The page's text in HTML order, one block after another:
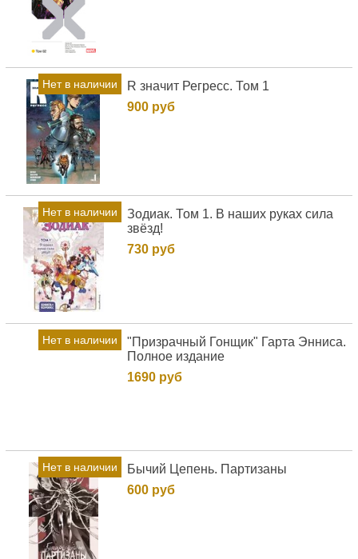
Нет в наличии
R значит Регресс. Том 1
900 руб
Нет в наличии
Зодиак. Том 1. В наших руках сила
звёзд!
730 руб
Нет в наличии
"Призрачный Гонщик" Гарта Энниса.
Полное издание
1690 руб
Нет в наличии
Бычий Цепень. Партизаны
600 руб